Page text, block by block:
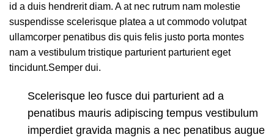
id a duis hendrerit diam. A at nec rutrum nam molestie
suspendisse scelerisque platea a ut commodo volutpat
ullamcorper penatibus dis quis felis justo porta montes
nam a vestibulum tristique parturient parturient eget
tincidunt.Semper dui.
Scelerisque leo fusce dui parturient ad a
penatibus mauris adipiscing tempus vestibulum
imperdiet gravida magnis a nec penatibus augue